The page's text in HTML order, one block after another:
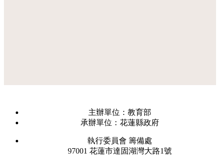
主辦單位：教育部
承辦單位：花蓮縣政府
執行委員會 籌備處
97001 花蓮市達固湖灣大路1號